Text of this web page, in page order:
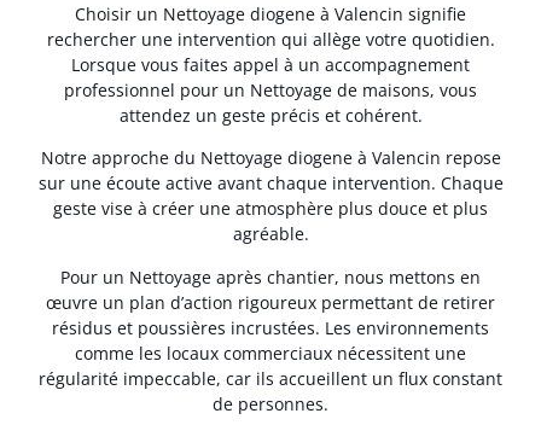
Choisir un Nettoyage diogene à Valencin signifie
rechercher une intervention qui allège votre quotidien.
Lorsque vous faites appel à un accompagnement
professionnel pour un Nettoyage de maisons, vous
attendez un geste précis et cohérent.
Notre approche du Nettoyage diogene à Valencin repose
sur une écoute active avant chaque intervention. Chaque
geste vise à créer une atmosphère plus douce et plus
agréable.
Pour un Nettoyage après chantier, nous mettons en
œuvre un plan d’action rigoureux permettant de retirer
résidus et poussières incrustées. Les environnements
comme les locaux commerciaux nécessitent une
régularité impeccable, car ils accueillent un flux constant
de personnes.